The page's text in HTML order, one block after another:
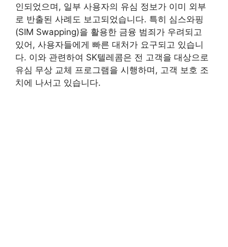
인되었으며, 일부 사용자의 유심 정보가 이미 외부
로 반출된 사례도 보고되었습니다. 특히 심스와핑
(SIM Swapping)을 활용한 금융 범죄가 우려되고
있어, 사용자들에게 빠른 대처가 요구되고 있습니
다. 이와 관련하여 SK텔레콤은 전 고객을 대상으로
유심 무상 교체 프로그램을 시행하며, 고객 보호 조
치에 나서고 있습니다.